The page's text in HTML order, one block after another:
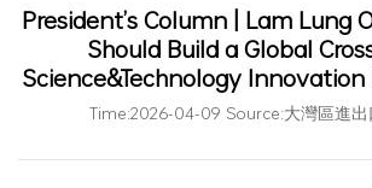
President’s Column | Lam Lung
Should Build a Global
Science&Technology
Time:2026-04-09 Source:大灣區進